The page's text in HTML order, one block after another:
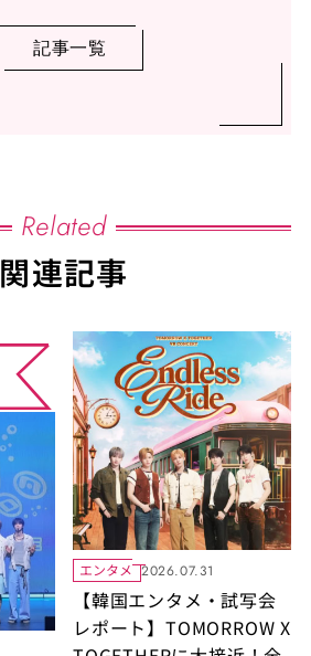
記事一覧
Related
関連記事
エンタメ 2026.07.31
【韓国エンタメ・試写会
レポート】TOMORROW X